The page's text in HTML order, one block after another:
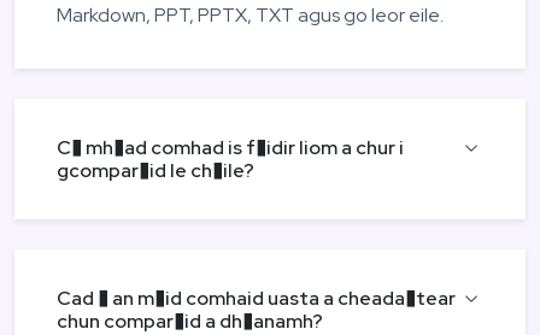
Markdown, PPT, PPTX, TXT agus go leor eile.
C� mh�ad comhad is f�idir liom a chur i
gcompar�id le ch�ile?
Cad � an m�id comhaid uasta a cheada�tear
chun compar�id a dh�anamh?